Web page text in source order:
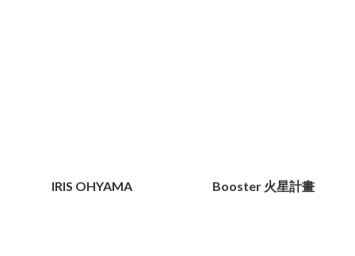
IRIS OHYAMA Booster 火星計畫